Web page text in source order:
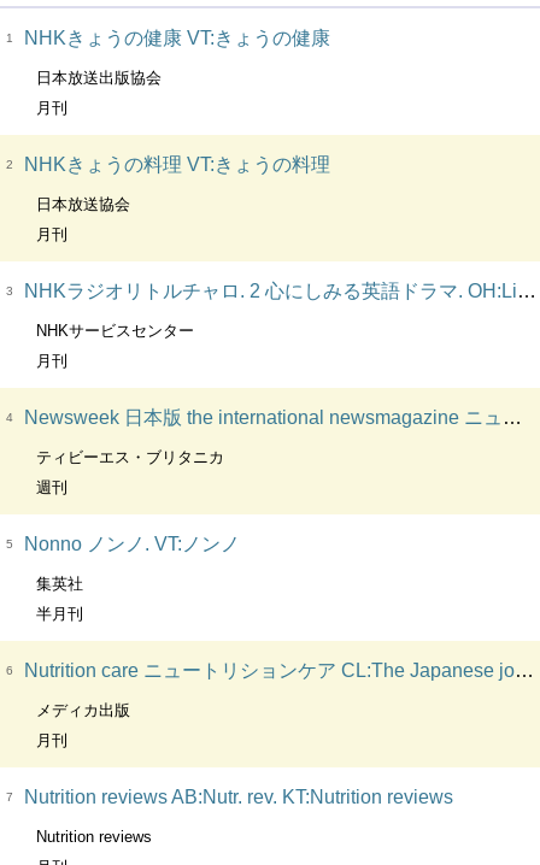
1 NHKきょうの健康 VT:きょうの健康
日本放送出版協会
月刊
2 NHKきょうの料理 VT:きょうの料理
日本放送協会
月刊
3 NHKラジオリトルチャロ. 2 心にしみる英語ドラマ. OH:Little Charo. VT:リトルチャロ. 2. PT:月刊NHK CD : : : : NHKラジオリトルチャロ. 2 : 心にしみる英語ドラマ
NHKサービスセンター
月刊
4 Newsweek 日本版 the international newsmagazine ニューズウィーク. 日本版
ティビーエス・ブリタニカ
週刊
5 Nonno ノンノ. VT:ノンノ
集英社
半月刊
6 Nutrition care ニュートリションケア CL:The Japanese journal of nutrition care
メディカ出版
月刊
7 Nutrition reviews AB:Nutr. rev. KT:Nutrition reviews
Nutrition reviews